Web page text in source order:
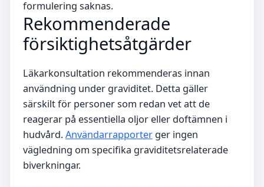
formulering saknas.
Rekommenderade
försiktighetsåtgärder
Läkarkonsultation rekommenderas innan
användning under graviditet. Detta gäller
särskilt för personer som redan vet att de
reagerar på essentiella oljor eller doftämnen i
hudvård.Användarrapporter ger ingen
vägledning om specifika graviditetsrelaterade
biverkningar.